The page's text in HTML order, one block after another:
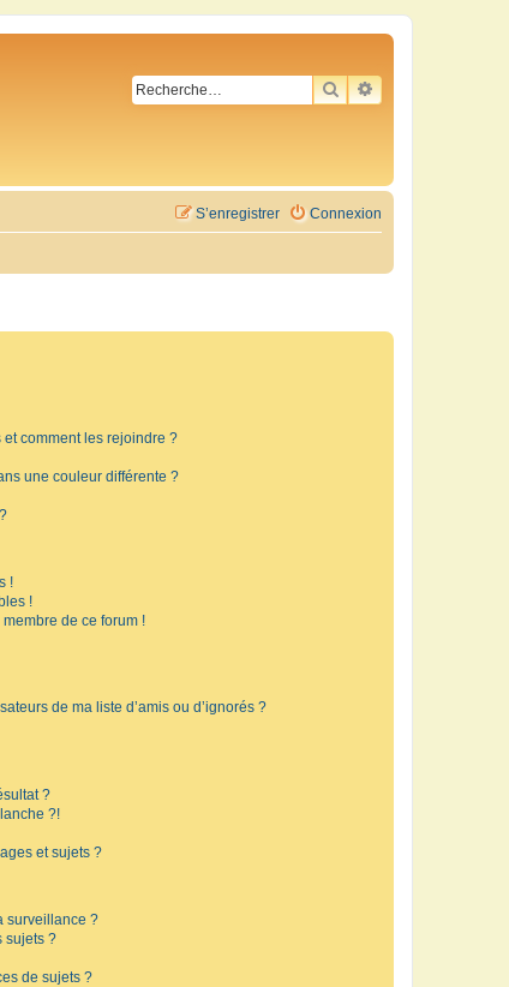
RECHERCHER
RECHERCHE
Connexion
S’enregistrer
et comment les rejoindre ?
une couleur différente ?
!
!
de ce forum !
de ma liste d’amis ou d’ignorés ?
?
?!
et sujets ?
surveillance ?
sujets ?
de sujets ?